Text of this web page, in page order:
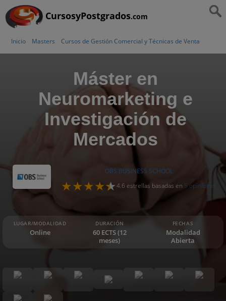
CursosyPostgrados.com
Inicio Masters Cursos de Gestión Comercial y Técnicas de Venta
Máster en
Neuromarketing e
Investigación de
Mercados
OBS BUSINESS SCHOOL
4.6 estrellas basadas en 5 opiniones
LUGAR/MODALIDAD
Online
DURACIÓN
60 ECTS (12
meses)
FECHAS
Modalidad
Abierta